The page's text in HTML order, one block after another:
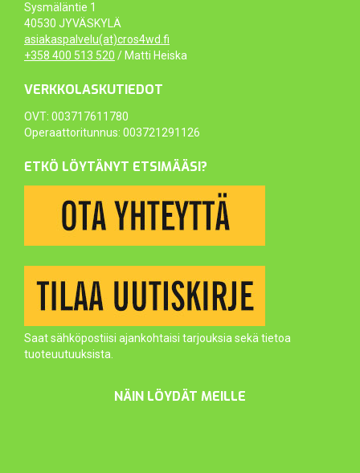
Sysmäläntie 1
40530 JYVÄSKYLÄ
asiakaspalvelu(at)cros4wd.fi
+358 400 513 520 / Matti Heiska
VERKKOLASKUTIEDOT
OVT: 003717611780
Operaattoritunnus: 003721291126
ETKÖ LÖYTÄNYT ETSIMÄÄSI?
Saat sähköpostiisi ajankohtaisi tarjouksia sekä tietoa
tuoteuutuuksista.
NÄIN LÖYDÄT MEILLE